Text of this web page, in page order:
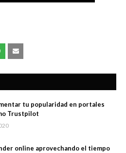
tu popularidad en portales
Trustpilot
online aprovechando el tiempo